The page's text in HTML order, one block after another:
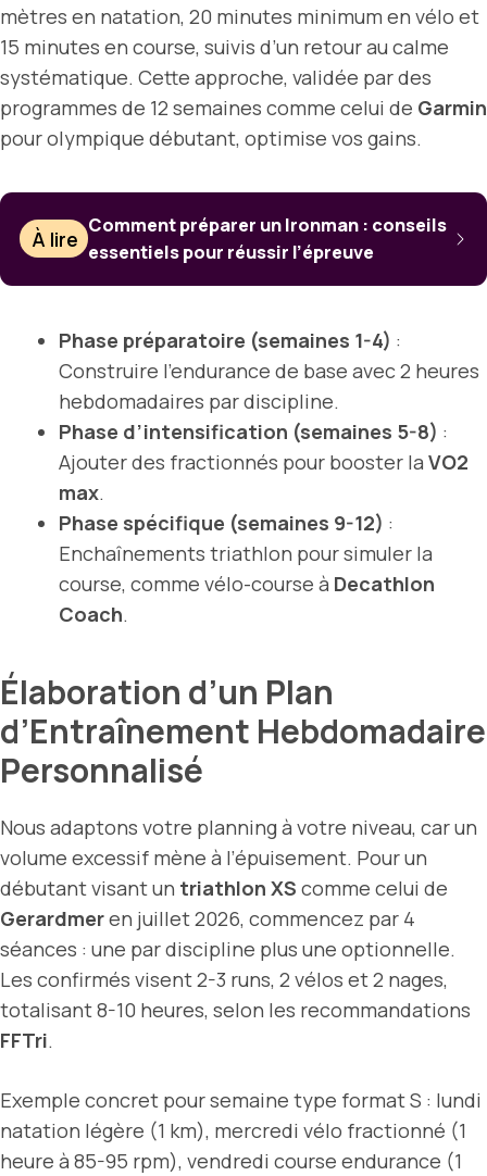
mètres en natation, 20 minutes minimum en vélo et
15 minutes en course, suivis d’un retour au calme
systématique. Cette approche, validée par des
programmes de 12 semaines comme celui de Garmin
pour olympique débutant, optimise vos gains.
À lire
Comment préparer un Ironman : conseils
essentiels pour réussir l’épreuve
Phase préparatoire (semaines 1-4) :
Construire l’endurance de base avec 2 heures
hebdomadaires par discipline.
Phase d’intensification (semaines 5-8) :
Ajouter des fractionnés pour booster la VO2
max.
Phase spécifique (semaines 9-12) :
Enchaînements triathlon pour simuler la
course, comme vélo-course à Decathlon
Coach.
Élaboration d’un Plan
d’Entraînement Hebdomadaire
Personnalisé
Nous adaptons votre planning à votre niveau, car un
volume excessif mène à l’épuisement. Pour un
débutant visant un triathlon XS comme celui de
Gerardmeren juillet 2026, commencez par 4
séances : une par discipline plus une optionnelle.
Les confirmés visent 2-3 runs, 2 vélos et 2 nages,
totalisant 8-10 heures, selon les recommandations
FFTri.
Exemple concret pour semaine type format S : lundi
natation légère (1 km), mercredi vélo fractionné (1
heure à 85-95 rpm), vendredi course endurance (1